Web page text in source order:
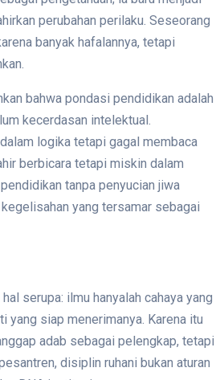
perubahan perilaku. Seseorang
banyak hafalannya, tetapi
bahwa pondasi pendidikan adalah
kecerdasan intelektual.
logika tetapi gagal membaca
berbicara tetapi miskin dalam
tanpa penyucian jiwa
kegelisahan yang tersamar sebagai
serupa: ilmu hanyalah cahaya yang
yang siap menerimanya. Karena itu
adab sebagai pelengkap, tetapi
disiplin ruhani bukan aturan